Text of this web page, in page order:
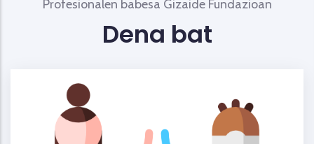
Profesionalen babesa Gizaide Fundazioan
Dena bat